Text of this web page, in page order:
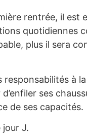
rentrée, il est
quotidiennes
plus il sera
à
ses
de ses capacités.
jour J.